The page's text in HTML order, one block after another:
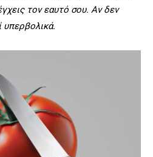
τον εαυτό σου. Αν δεν
υπερβολικά.